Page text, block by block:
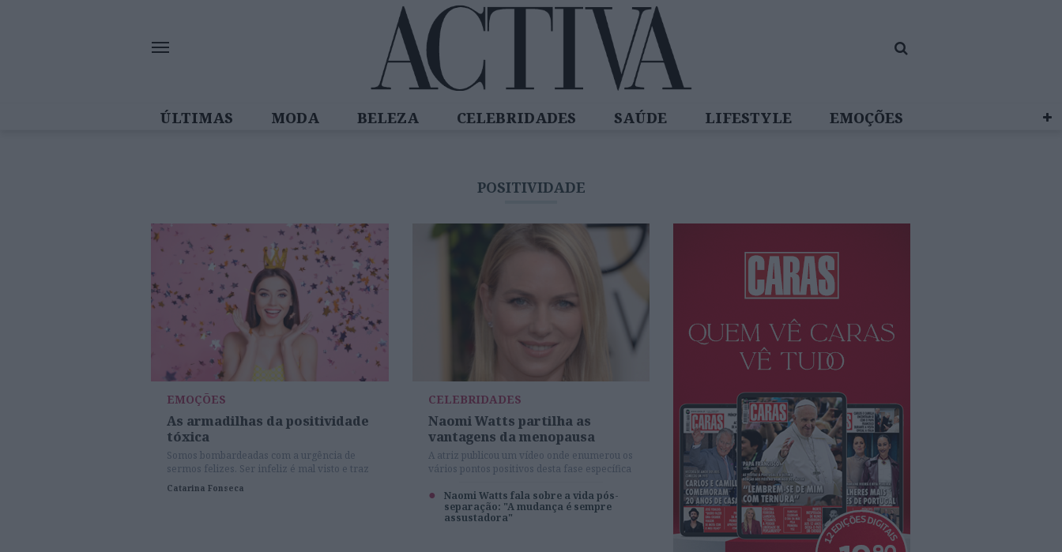
ÚLTIMAS MODA BELEZA CELEBRIDADES SAÚDE LIFESTYLE
EMOÇÕES
POSITIVIDADE
EMOÇÕES
As armadilhas da positividade
tóxica
Somos bombardeadas com a urgência de
sermos felizes. Ser infeliz é mal visto e traz
‘más vibrações’. Conheça as armadilhas da
positividade tóxica.
Catarina Fonseca
CELEBRIDADES
Naomi Watts partilha as
vantagens da menopausa
A atriz publicou um vídeo onde enumerou os
vários pontos positivos desta fase específica
Naomi Watts fala sobre a vida pós-
separação: "A mudança é sempre
assustadora"